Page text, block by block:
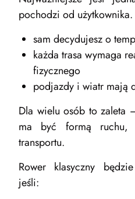
pochodzi od użytkownika.
sam decydujesz o
każda trasa wymaga
fizycznego
podjazdy i wiatr mają
Dla wielu osób to zaleta
ma być formą
transportu.
Rower klasyczny
jeśli: